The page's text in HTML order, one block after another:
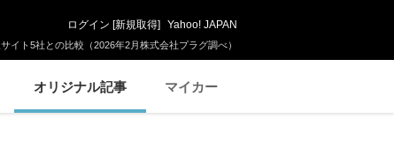
イト5社との比較（2026年2月株式会社プラグ調べ）
ログイン [新規取得] Yahoo! JAPAN
オリジナル記事 マイカー